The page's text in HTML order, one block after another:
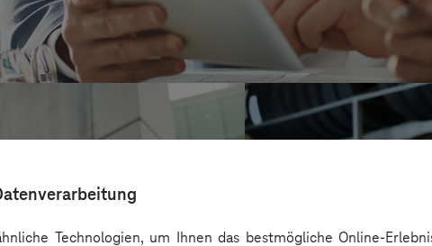
Technologien, um Ihnen das bestmögliche Online-